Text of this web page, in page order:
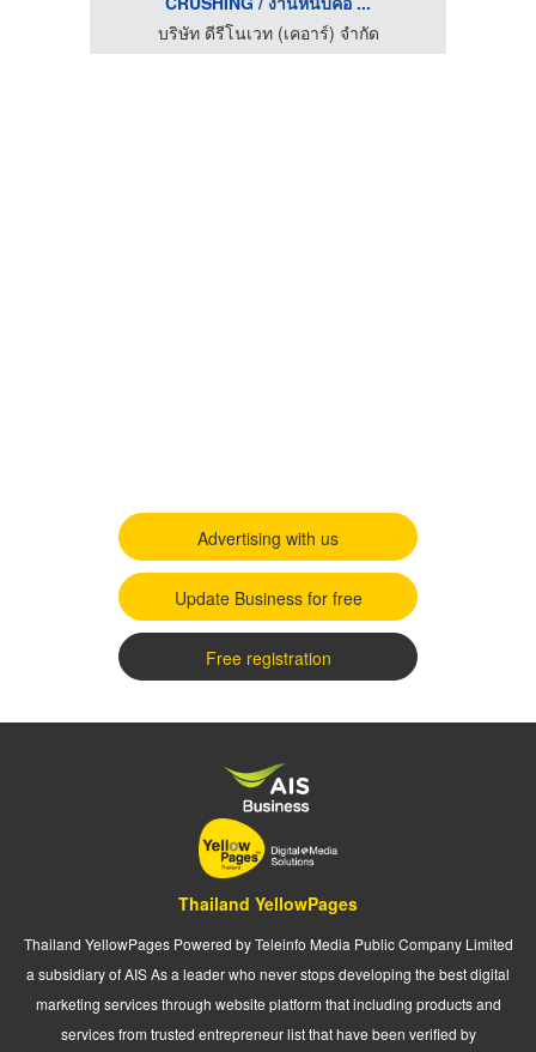
บริษัท ดีรีโนเวท (เคอาร์) จำกัด
Advertising with us
Update Business for free
Free registration
Thailand YellowPages
Thailand YellowPages Powered by Teleinfo Media Public Company Limited
a subsidiary of AIS As a leader who never stops developing the best digital
marketing services through website platform that including products and
services from trusted entrepreneur list that have been verified by